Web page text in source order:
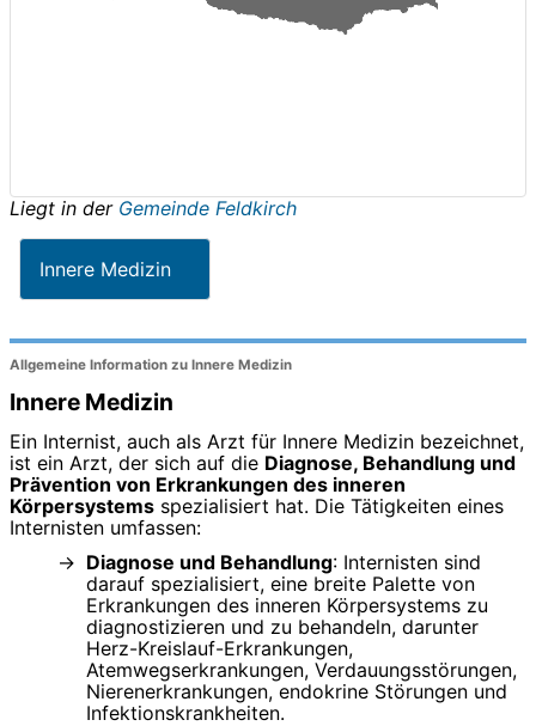
Liegt in der Gemeinde Feldkirch
Innere Medizin
Allgemeine Information zu Innere Medizin
Innere Medizin
Ein Internist, auch als Arzt für Innere Medizin bezeichnet,
ist ein Arzt, der sich auf die Diagnose, Behandlung und
Prävention von Erkrankungen des inneren
Körpersystems spezialisiert hat. Die Tätigkeiten eines
Internisten umfassen:
Diagnose und Behandlung: Internisten sind
darauf spezialisiert, eine breite Palette von
Erkrankungen des inneren Körpersystems zu
diagnostizieren und zu behandeln, darunter
Herz-Kreislauf-Erkrankungen,
Atemwegserkrankungen, Verdauungsstörungen,
Nierenerkrankungen, endokrine Störungen und
Infektionskrankheiten.